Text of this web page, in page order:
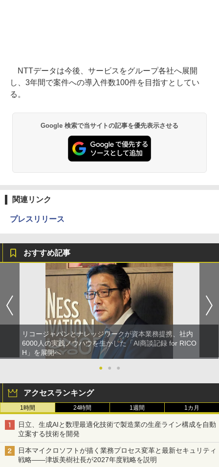
NTTデータは今後、サービスをグループ各社へ展開
し、3年間で案件への導入件数100件を目指すとしてい
る。
Google 検索で当サイトの記事を優先表示させる
関連リンク
プレスリリース
おすすめ記事
リコージャパンとナレッジワークが資本業務提携、社内
6000人の実践ノウハウを生かした「AI商談記録 for RICO
H」を展開へ
●
● ●
アクセスランキング
1時間 24時間 1週間 1カ月
日立、生成AIと数理最適化技術で製造業の生産ライン構成を自動
立案する技術を開発
日本マイクロソフトが描く業務プロセス変革と最新セキュリティ
戦略――津坂美樹社長が2027年度戦略を説明